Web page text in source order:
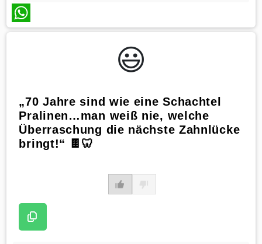
WhatsApp
😃️
„70 Jahre sind wie eine Schachtel
Pralinen…man weiß nie, welche
Überraschung die nächste Zahnlücke
bringt!“ 🍫🦷